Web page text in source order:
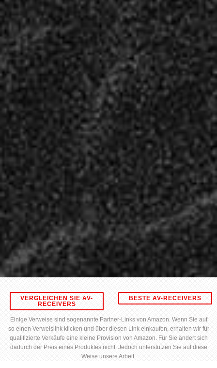
VERGLEICHEN SIE AV-
RECEIVERS
BESTE AV-RECEIVERS
Einige Verweise sind sogenannte Partner-Links von Amazon. Wenn Sie auf
so einen Verweislink klicken und über diesen Link einkaufen, erhalten wir für
qualifizierte Verkäufe eine kleine Provision von Amazon. Für Sie ändert sich
dadurch der Preis eines Produktes nicht. Jedoch unterstützen Sie auf diese
Weise unsere Arbeit.